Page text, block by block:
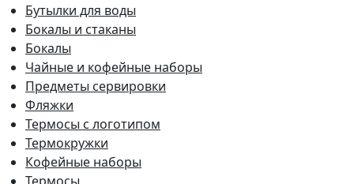
Бутылки для воды
Бокалы и стаканы
Бокалы
Чайные и кофейные наборы
Предметы сервировки
Фляжки
Термосы с логотипом
Термокружки
Кофейные наборы
Термосы